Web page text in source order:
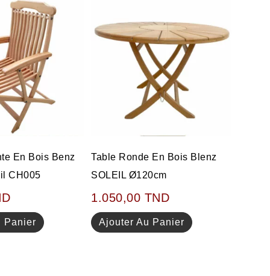
En Bois Benz
CH005
Panier
Table Ronde En Bois Blenz
SOLEIL Ø120cm
1.050,00 TND
Ajouter Au Panier